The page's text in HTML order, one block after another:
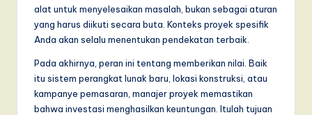
alat untuk menyelesaikan masalah, bukan sebagai aturan
yang harus diikuti secara buta. Konteks proyek spesifik
Anda akan selalu menentukan pendekatan terbaik.
Pada akhirnya, peran ini tentang memberikan nilai. Baik
itu sistem perangkat lunak baru, lokasi konstruksi, atau
kampanye pemasaran, manajer proyek memastikan
bahwa investasi menghasilkan keuntungan. Itulah tujuan